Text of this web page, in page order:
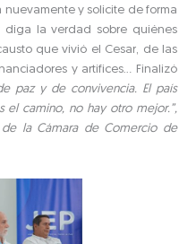
nuevamente y solicite de forma
diga la verdad sobre quiénes
que vivió el Cesar, de las
y artífices… Finalizó
paz y de convivencia. El país
el camino, no hay otro mejor.”,
la Cámara de Comercio de